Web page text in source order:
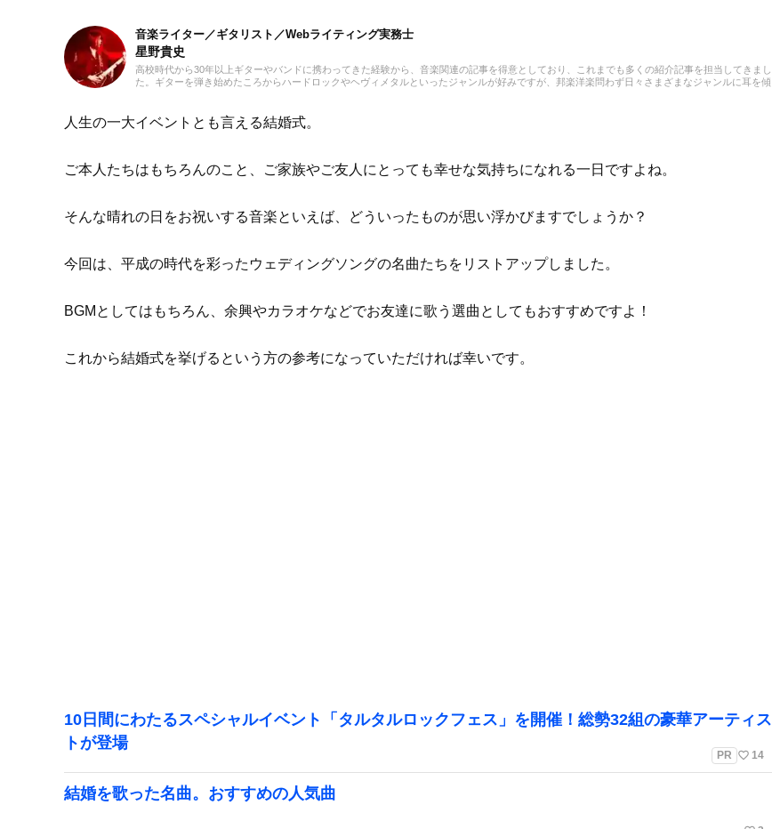
音楽ライター／ギタリスト／Webライティング実務士
星野貴史
高校時代から30年以上ギターやバンドに携わってきた経験から、音楽関連の記事を得意としており、これまでも多くの紹介記事を担当してきまし
た。ギターを弾き始めたころからハードロックやヘヴィメタルといったジャンルが好みですが、邦楽洋楽問わず日々さまざまなジャンルに耳を傾
す。
人生の一大イベントとも言える結婚式。
ご本人たちはもちろんのこと、ご家族やご友人にとっても幸せな気持ちになれる一日ですよね。
そんな晴れの日をお祝いする音楽といえば、どういったものが思い浮かびますでしょうか？
今回は、平成の時代を彩ったウェディングソングの名曲たちをリストアップしました。
BGMとしてはもちろん、余興やカラオケなどでお友達に歌う選曲としてもおすすめですよ！
これから結婚式を挙げるという方の参考になっていただければ幸いです。
10日間にわたるスペシャルイベント「タルタルロックフェス」を開催！総勢32組の豪華アーティス
トが登場
PR favorite_border 14
結婚を歌った名曲。おすすめの人気曲